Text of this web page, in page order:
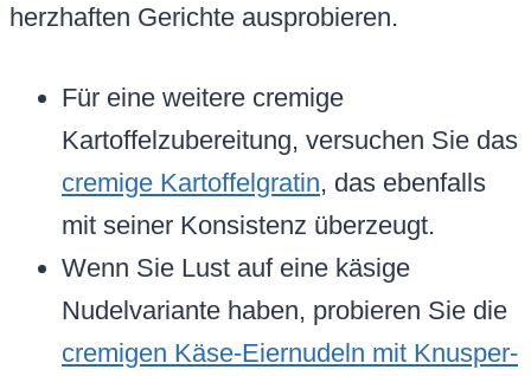
herzhaften Gerichte ausprobieren.
Für eine weitere cremige
Kartoffelzubereitung, versuchen Sie das
cremige Kartoffelgratin, das ebenfalls
mit seiner Konsistenz überzeugt.
Wenn Sie Lust auf eine käsige
Nudelvariante haben, probieren Sie die
cremigen Käse-Eiernudeln mit Knusper-